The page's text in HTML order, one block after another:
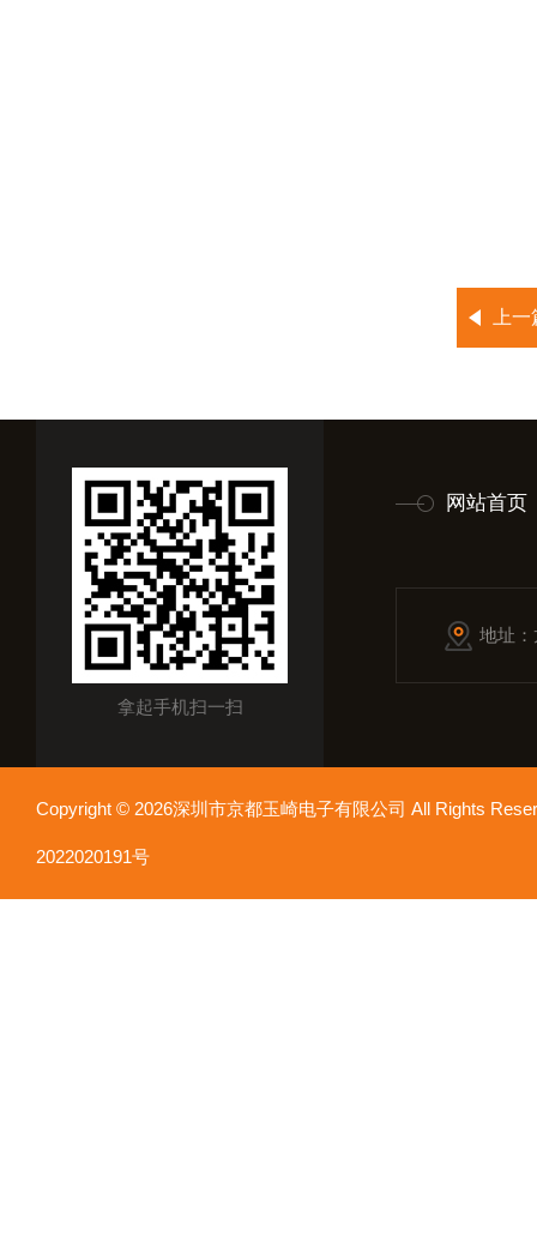
上
拿起手机扫一扫
网站首页
地址
Copyright © 2026深圳市京都玉崎电子有限公司 All Rights
2022020191号